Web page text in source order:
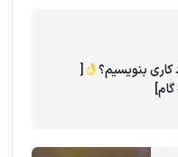
مریدی
کاری بنویسیم؟
[